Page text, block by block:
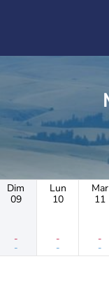
Dim
09
-
-
Lun
10
-
-
Mar
11
-
-